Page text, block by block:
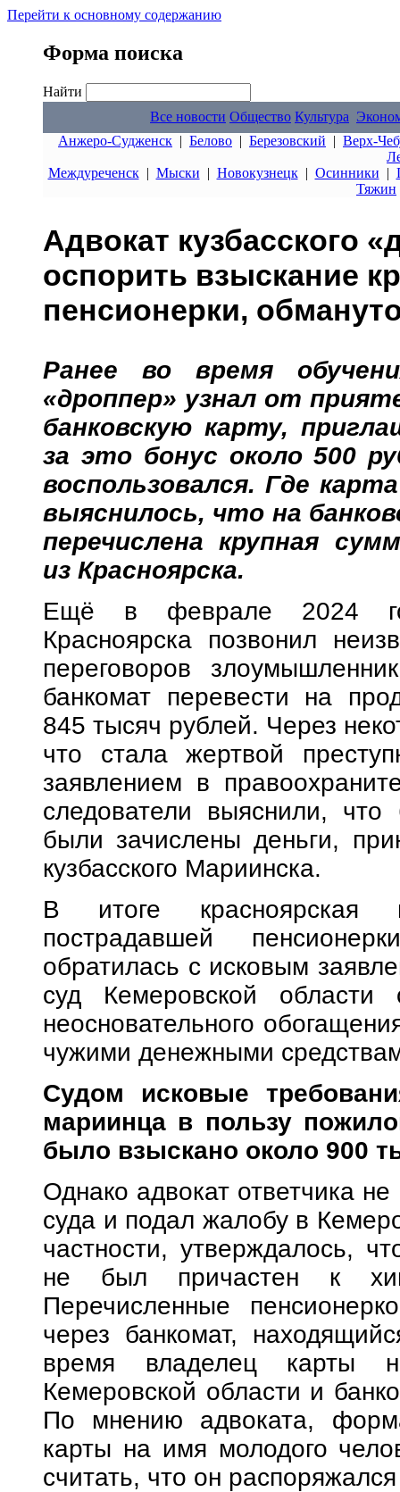
Перейти к основному содержанию
Форма поиска
Найти
Все новости Общество Культура
Анжеро-Судженск | Белово | Березовский | Верх-
Междуреченск| Мыски | Новокузнецк| Осинники |
Тяжин
Адвокат кузбасского
оспорить взыскание
пенсионерки,
Ранее во время
«дроппер» узнал от
банковскую карту,
за это бонус около 500
воспользовался. Где
выяснилось, что на
перечислена крупная
из Красноярска.
Ещё в феврале 2024
Красноярска позвонил
переговоров
банкомат перевести на
845 тысяч рублей. Через
что стала жертвой
заявлением в
следователи выяснили, что
были зачислены деньги,
кузбасского Мариинска.
В итоге красноярская
пострадавшей
обратилась с исковым
суд Кемеровской
неосновательного
чужими денежными
Судом исковые
мариинца в пользу
было взыскано около 900
Однако адвокат ответчика
суда и подал жалобу в
частности, утверждалось,
не был причастен к
Перечисленные
через банкомат,
время владелец карты
Кемеровской области и
По мнению адвоката,
карты на имя молодого
считать, что он